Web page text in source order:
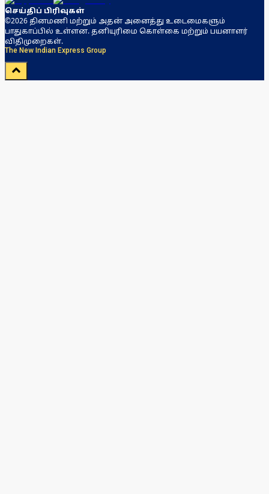
செய்திப் பிரிவுகள்
©2026 தினமணி மற்றும் அதன் அனைத்து உடைமைகளும்
பாதுகாப்பில் உள்ளன. தனியுரிமை கொள்கை மற்றும் பயனாளர்
விதிமுறைகள்.
The New Indian Express Group